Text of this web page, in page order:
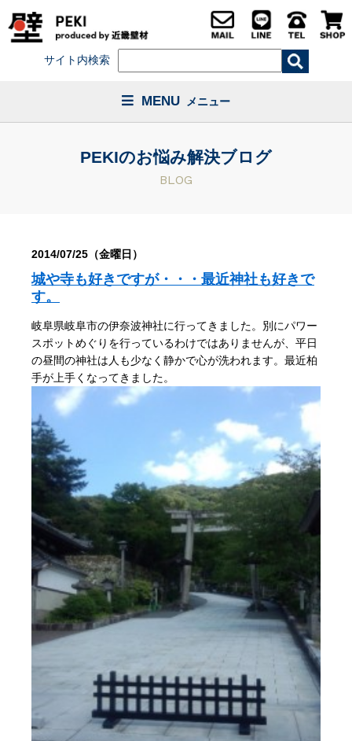
サイト内検索
MENU メニュー
PEKIのお悩み解決ブログ
BLOG
2014/07/25（金曜日）
城や寺も好きですが・・・最近神社も好きで
す。
岐阜県岐阜市の伊奈波神社に行ってきました。別にパワー
スポットめぐりを行っているわけではありませんが、平日
の昼間の神社は人も少なく静かで心が洗われます。最近柏
手が上手くなってきました。